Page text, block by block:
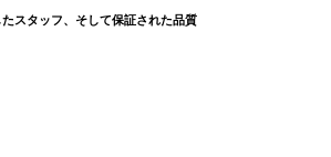
スタッフ、そして保証された品質